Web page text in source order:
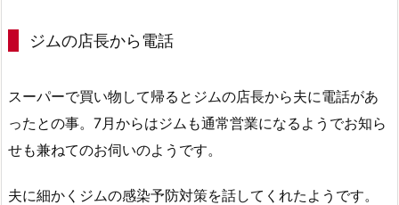
ジムの店長から電話
スーパーで買い物して帰るとジムの店長から夫に電話があ
ったとの事。7月からはジムも通常営業になるようでお知ら
せも兼ねてのお伺いのようです。
夫に細かくジムの感染予防対策を話してくれたようです。